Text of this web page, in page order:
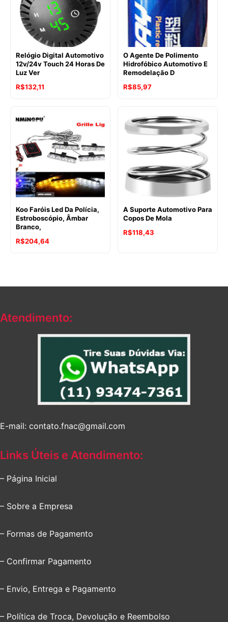
Relógio Digital Automotivo
12v/24v Touch 24 Horas De
Luz Ver
R$132,11
O Agente De Polimento
Hidrofóbico Automotivo E
Remodelação D
R$85,97
Koo Faróis Led Da Polícia,
Estroboscópio, Âmbar
Branco,
R$204,64
A Suporte Automotivo Para
Copos De Mola
R$118,43
Atendimento:
E-mail: contato.fnac@gmail.com
Links Úteis e Atendimento:
– Página Inicial
– Sobre a Empresa
– Formas de Pagamento
– Confirmar Pagamento
– Envio, Entrega e Pagamento
– Política de Troca, Devolução e Reembolso